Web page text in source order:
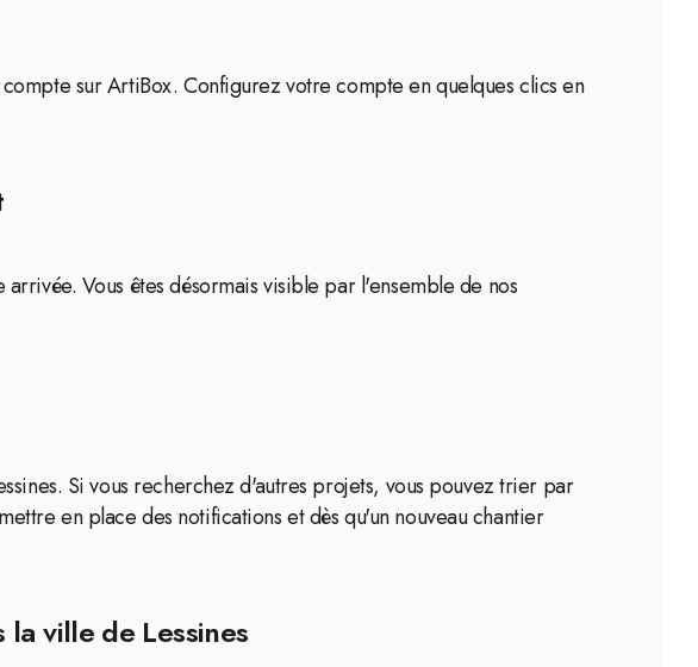
sur ArtiBox. Configurez votre compte en quelques clics en
Vous êtes désormais visible par l'ensemble de nos
Si vous recherchez d'autres projets, vous pouvez trier par
en place des notifications et dès qu'un nouveau chantier
ville de Lessines